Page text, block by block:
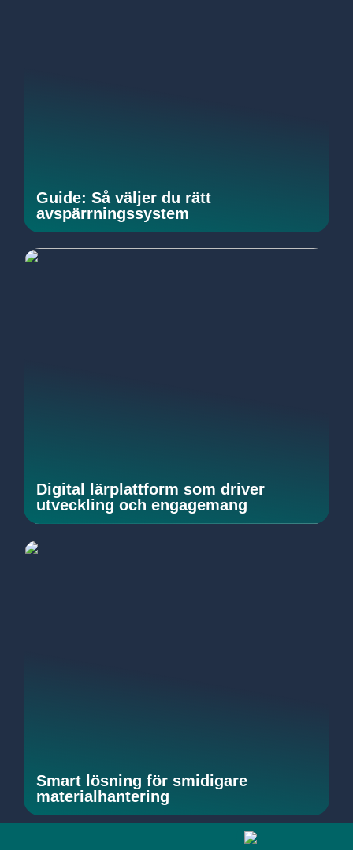
Guide: Så väljer du rätt
avspärrningssystem
Digital lärplattform som driver
utveckling och engagemang
Smart lösning för smidigare
materialhantering